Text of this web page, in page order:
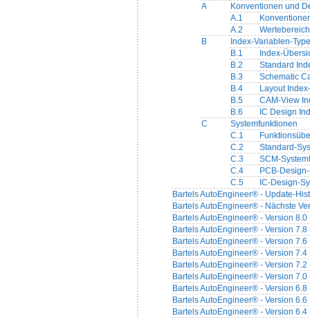
A
Konventionen und
A.1
A.2
B
Index-Variablen-
B.1
Index-
B.2
Standard
B.3
Schematic
B.4
Layout
B.5
CAM-View
B.6
IC Design
C
Systemfunktionen
C.1
C.2
Standard-
C.3
SCM-
C.4
PCB-
C.5
IC-Design-
Bartels AutoEngineer® - Update-
Bartels AutoEngineer® - Nächste
Bartels AutoEngineer® - Version
Bartels AutoEngineer® - Version
Bartels AutoEngineer® - Version
Bartels AutoEngineer® - Version
Bartels AutoEngineer® - Version
Bartels AutoEngineer® - Version
Bartels AutoEngineer® - Version
Bartels AutoEngineer® - Version
Bartels AutoEngineer® - Version